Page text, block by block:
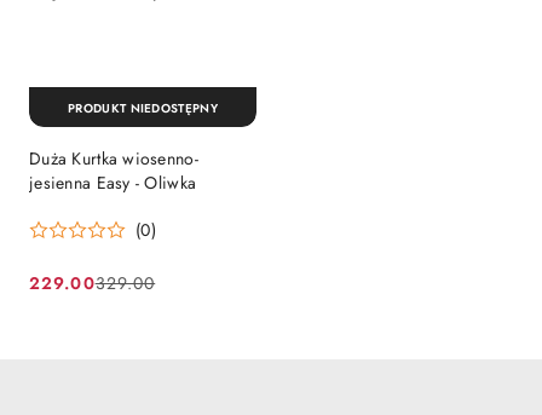
Duża Kurtka wiosenno-
jesienna Easy - Oliwka
(0)
Cena
229.00
Cena
329.00
PRODUKT NIEDOSTĘPNY